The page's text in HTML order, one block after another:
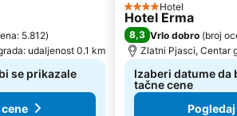
5.812)
udaljenost 0.1 km
se prikazale
4 Zvezdice
Hotel
Hotel Erma
8,3 Vrlo dobro (broj
Zlatni Pjasci, Centar
Izaberi datume da
tačne cene
Pogledaj